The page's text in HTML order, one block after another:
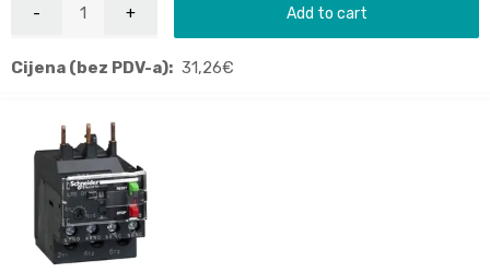
Add to cart
Cijena (bez PDV-a): 31,26€